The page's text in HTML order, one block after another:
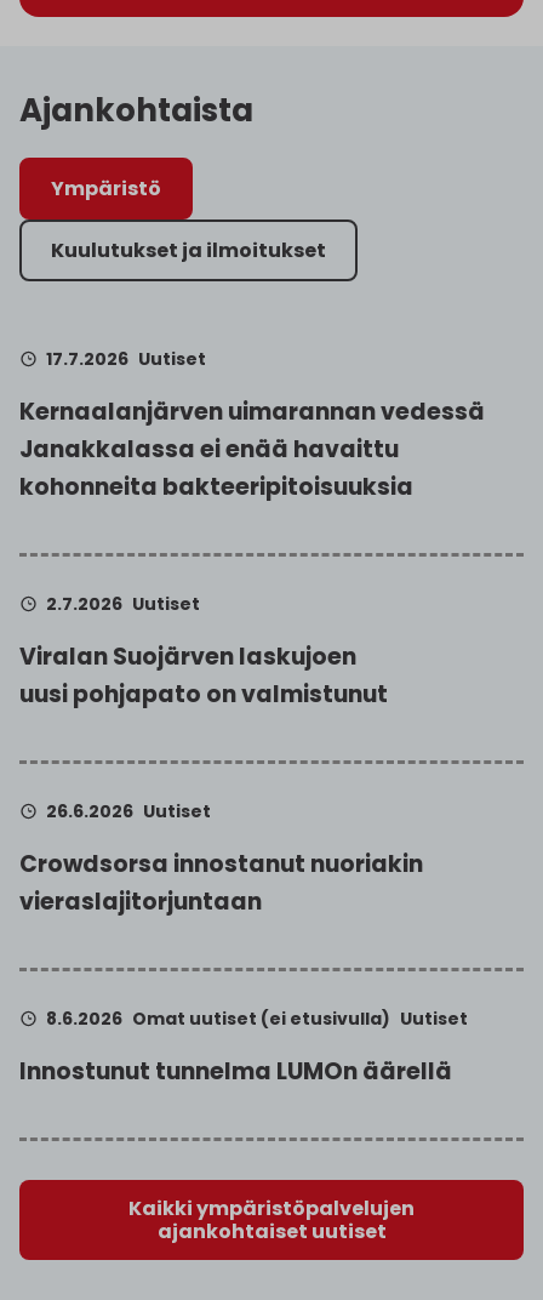
Ajankohtaista
Ympäristö
Kuulutukset ja ilmoitukset
17.7.2026 Uutiset
Kernaalanjärven uimarannan vedessä
Janakkalassa ei enää havaittu
kohonneita bakteeripitoisuuksia
2.7.2026 Uutiset
Viralan Suojärven laskujoen
uusi pohjapato on valmistunut
26.6.2026 Uutiset
Crowdsorsa innostanut nuoriakin
vieraslajitorjuntaan
8.6.2026 Omat uutiset (ei etusivulla) Uutiset
Innostunut tunnelma LUMOn äärellä
Kaikki ympäristöpalvelujen
ajankohtaiset uutiset